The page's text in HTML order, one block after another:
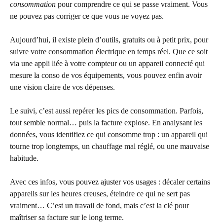
consommation pour comprendre ce qui se passe vraiment. Vous
ne pouvez pas corriger ce que vous ne voyez pas.
Aujourd’hui, il existe plein d’outils, gratuits ou à petit prix, pour
suivre votre consommation électrique en temps réel. Que ce soit
via une appli liée à votre compteur ou un appareil connecté qui
mesure la conso de vos équipements, vous pouvez enfin avoir
une vision claire de vos dépenses.
Le suivi, c’est aussi repérer les pics de consommation. Parfois,
tout semble normal… puis la facture explose. En analysant les
données, vous identifiez ce qui consomme trop : un appareil qui
tourne trop longtemps, un chauffage mal réglé, ou une mauvaise
habitude.
Avec ces infos, vous pouvez ajuster vos usages : décaler certains
appareils sur les heures creuses, éteindre ce qui ne sert pas
vraiment… C’est un travail de fond, mais c’est la clé pour
maîtriser sa facture sur le long terme.